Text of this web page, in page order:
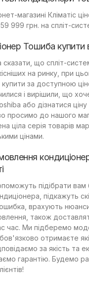
магазині Кліматіс
999 грн. на спліт-
Тошиба купити
що спліт-
на ринку, при
за доступною
і вирішили, що
або дізнатися ціну
просимо до нашого
ціла серія товарів
цінами.
підібрати
підкажуть
врахують
також
час. Ми підберемо
отримаєте
за якість та
гарантію. Будемо